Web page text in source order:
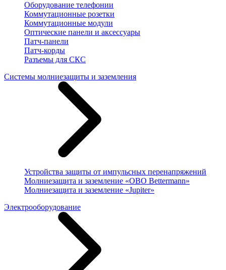
Оборудование телефонии
Коммутационные розетки
Коммутационные модули
Оптические панели и аксессуары
Патч-панели
Патч-корды
Разъемы для СКС
Системы молниезащиты и заземления
Устройства защиты от импульсных перенапряжений
Молниезащита и заземление «OBO Bettermann»
Молниезащита и заземление «Jupiter»
Электрооборудование